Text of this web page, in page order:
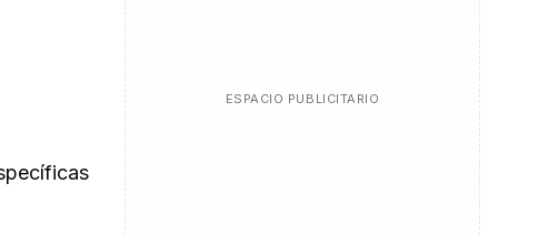
ESPACIO PUBLICITARIO